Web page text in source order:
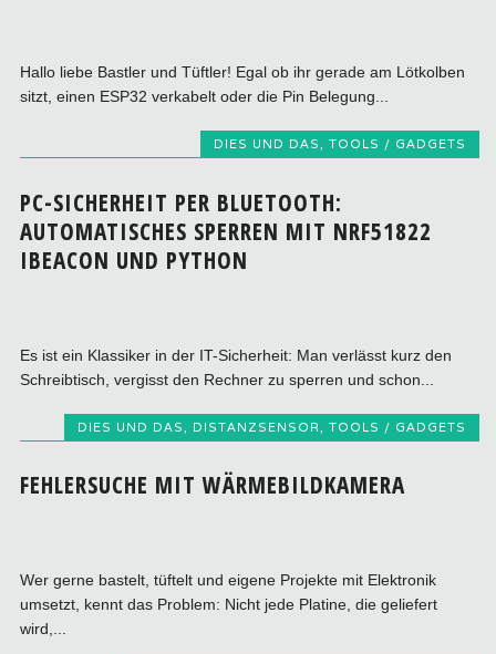
Hallo liebe Bastler und Tüftler! Egal ob ihr gerade am Lötkolben
sitzt, einen ESP32 verkabelt oder die Pin Belegung...
DIES UND DAS, TOOLS / GADGETS
PC-SICHERHEIT PER BLUETOOTH:
AUTOMATISCHES SPERREN MIT NRF51822
IBEACON UND PYTHON
Es ist ein Klassiker in der IT-Sicherheit: Man verlässt kurz den
Schreibtisch, vergisst den Rechner zu sperren und schon...
DIES UND DAS, DISTANZSENSOR, TOOLS / GADGETS
FEHLERSUCHE MIT WÄRMEBILDKAMERA
Wer gerne bastelt, tüftelt und eigene Projekte mit Elektronik
umsetzt, kennt das Problem: Nicht jede Platine, die geliefert
wird,...